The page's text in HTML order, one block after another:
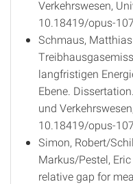
Verkehrswesen,
10.18419/opus-
Schmaus,
langfristigen
Ebene.
und
10.18419/opus-
Simon, Robert/
Markus/Pestel,
relative gap for